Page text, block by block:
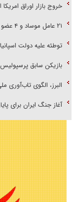
خروج بازار اوراق
۲۱ عامل موساد و ۴ عضو باند‌های مسلح بازداشت شدند
توطئه علیه دولت
بازیکن سابق
البرز، الگوی تاب‌آوری
آغاز جنگ ایران برای